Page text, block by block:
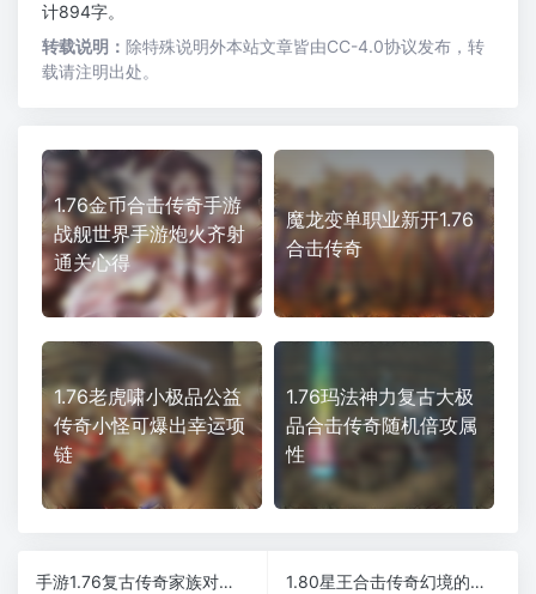
计894字。
转载说明： 除特殊说明外本站文章皆由CC-4.0协议发布，转
载请注明出处。
1.76金币合击传奇手游
战舰世界手游炮火齐射
通关心得
魔龙变单职业新开1.76
合击传奇
1.76老虎啸小极品公益
传奇小怪可爆出幸运项
链
1.76玛法神力复古大极
品合击传奇随机倍攻属
性
手游1.76复古传奇家族对战传奇游戏经验重要吗
1.80星王合击传奇幻境的挑战难度在哪里